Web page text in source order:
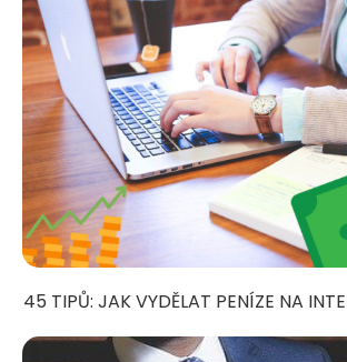
45 TIPŮ: JAK VYDĚLAT PENÍZE NA